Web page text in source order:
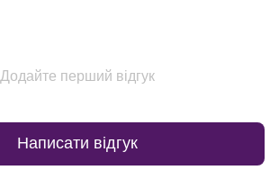
Додайте перший відгук
Написати відгук